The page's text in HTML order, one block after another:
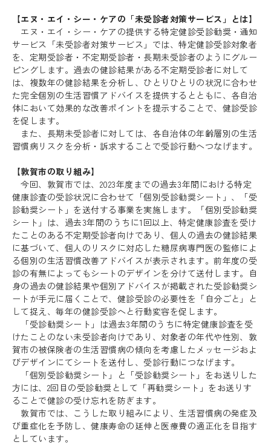
【エヌ・エイ・シー・ケアの「未受診者対策サービス」とは】
エヌ・エイ・シー・ケアの提供する特定健診受診勧奨・通知
サービス「未受診者対策サービス」では、特定健診受診対象者
を、定期受診者・不定期受診者・長期未受診者のようにグルー
ピングします。過去の健診結果がある不定期受診者に対して
は、複数年の健診結果を分析し、ひとりひとりの状況に合わせ
た完全個別の生活習慣アドバイスを提供するとともに、各自治
体において効果的な改善ポイントを提示することで、健診受診
を促します。
また、長期未受診者に対しては、各自治体の年齢層別の生活
習慣病リスクを分析・訴求することで受診行動へつなげます。
【敦賀市の取り組み】
今回、敦賀市では、2023年度までの過去3年間における特定
健康診査の受診状況に合わせて「個別受診勧奨シート」、「受
診勧奨シート」を送付する事業を実施します。「個別受診勧奨
シート」は、過去3年間のうちに1回以上、特定健康診査を受け
たことのある不定期受診者向けであり、個人の過去の健診結果
に基づいて、個人のリスクに対応した糖尿病専門医の監修によ
る個別の生活習慣改善アドバイスが表示されます。前年度の受
診の有無によってもシートのデザインを分けて送付します。自
身の過去の健診結果や個別アドバイスが掲載された受診勧奨シ
ートが手元に届くことで、健診受診の必要性を「自分ごと」と
して捉え、毎年の健診受診へと行動変容を促します。
「受診勧奨シート」は過去3年間のうちに特定健康診査を受
けたことのない未受診者向けであり、対象者の年代や性別、敦
賀市の被保険者の生活習慣病の傾向を考慮したメッセージおよ
びデザインにてシートを送付し、受診行動につなげます。
「個別受診勧奨シート」と「受診勧奨シート」をお送りした
方には、2回目の受診勧奨として「再勧奨シート」をお送りす
ることで健診の受け忘れを防ぎます。
敦賀市では、こうした取り組みにより、生活習慣病の発症及
び重症化を予防し、健康寿命の延伸と医療費の適正化を目指す
としています。